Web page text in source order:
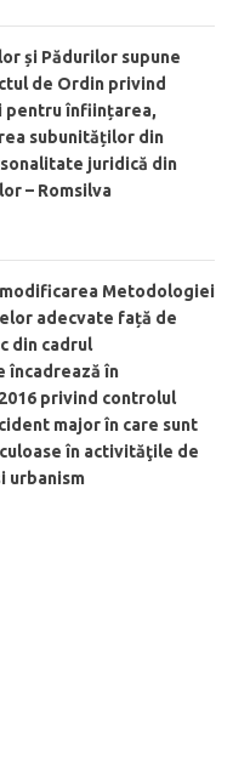
și Pădurilor supune
de Ordin privind
pentru înființarea,
subunităților din
juridică din
– Romsilva
Metodologiei
adecvate față de
din cadrul
încadrează în
privind controlul
major în care sunt
în activităţile de
urbanism